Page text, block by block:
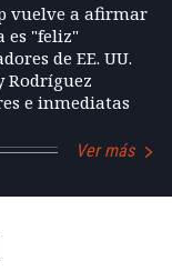
vuelve a afirmar
es "feliz"
de EE. UU.
Rodríguez
e inmediatas
Ver más